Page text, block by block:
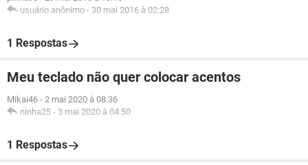
usuário anônimo - 30 mai 2016 à 02:28
1 Respostas
Meu teclado não quer colocar acentos
Mikai46 - 2 mai 2020 à 08:36
ninha25 - 3 mai 2020 à 04:50
1 Respostas